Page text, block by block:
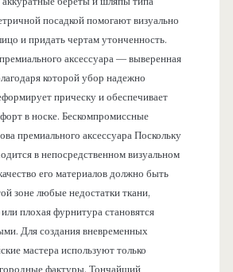
посадкой помогают визуально
и придать чертам утонченность.
аксессуара — выверенная
которой убор надежно
прическу и обеспечивает
в носке. Бескомпромиссные
премиального аксессуара Поскольку
в непосредственном визуальном
его материалов должно быть
зоне любые недостатки ткани,
плохая фурнитура становятся
Для создания вневременных
мастера используют только
фактуры. Тончайший